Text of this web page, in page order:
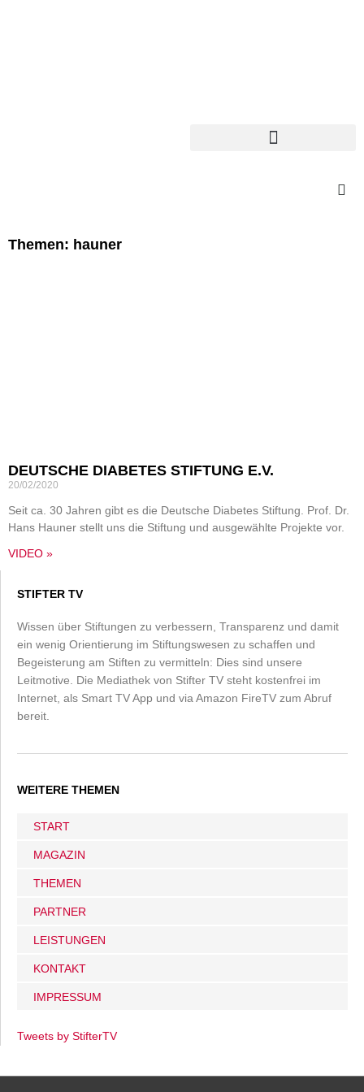
Themen: hauner
DEUTSCHE DIABETES STIFTUNG E.V.
20/02/2020
Seit ca. 30 Jahren gibt es die Deutsche Diabetes Stiftung. Prof. Dr.
Hans Hauner stellt uns die Stiftung und ausgewählte Projekte vor.
VIDEO »
STIFTER TV
Wissen über Stiftungen zu verbessern, Transparenz und damit
ein wenig Orientierung im Stiftungswesen zu schaffen und
Begeisterung am Stiften zu vermitteln: Dies sind unsere
Leitmotive. Die Mediathek von Stifter TV steht kostenfrei im
Internet, als Smart TV App und via Amazon FireTV zum Abruf
bereit.
WEITERE THEMEN
START
MAGAZIN
THEMEN
PARTNER
LEISTUNGEN
KONTAKT
IMPRESSUM
Tweets by StifterTV